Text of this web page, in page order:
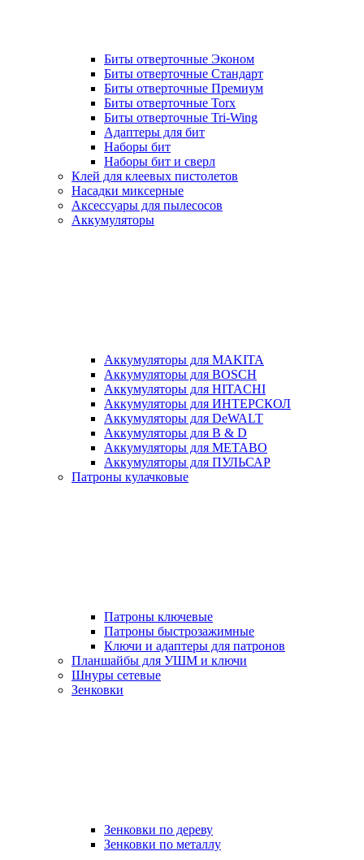
Биты отверточные Эконом
Биты отверточные Стандарт
Биты отверточные Премиум
Биты отверточные Torx
Биты отверточные Tri-Wing
Адаптеры для бит
Наборы бит
Наборы бит и сверл
Клей для клеевых пистолетов
Насадки миксерные
Аксессуары для пылесосов
Аккумуляторы
Аккумуляторы для MAKITA
Аккумуляторы для BOSCH
Аккумуляторы для HITACHI
Аккумуляторы для ИНТЕРСКОЛ
Аккумуляторы для DeWALT
Аккумуляторы для B & D
Аккумуляторы для METABO
Аккумуляторы для ПУЛЬСАР
Патроны кулачковые
Патроны ключевые
Патроны быстрозажимные
Ключи и адаптеры для патронов
Планшайбы для УШМ и ключи
Шнуры сетевые
Зенковки
Зенковки по дереву
Зенковки по металлу